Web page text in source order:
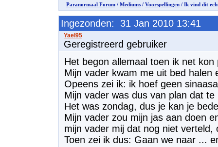
Paranormaal Forum / Mediums / Voorspellingen / Ik vind dit
Ingezonden: 31 Jan 2010 13:41
Geregistreerd gebruiker
Het begon allemaal toen ik net kon
Mijn vader kwam me uit bed halen
Opeens zei ik: ik hoef geen
Mijn vader was dus van plan dat
Het was zondag, dus je kan je
Mijn vader zou mijn jas aan doen
mijn vader mij dat nog niet
Toen zei ik dus: Gaan we naar ...